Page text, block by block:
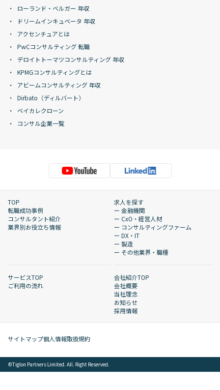
ローランド・ベルガー 年収
ドリームインキュベータ 年収
アクセンチュアとは
PwCコンサルティング 転職
デロイトトーマツコンサルティング 年収
KPMGコンサルティングとは
アビームコンサルティング 年収
Dirbato（ディルバート）
ベイカレクローン
コンサル企業一覧
TOP
転職成功事例
コンサルタント紹介
業界別お役立ち情報
求人を探す
ー 金融機関
ー CxO・経営人材
ー コンサルティングファーム
ー DX・IT
ー 製造
ー その他業界・職種
サービスTOP
ご利用の流れ
会社紹介TOP
会社概要
当社理念
お知らせ
採用情報
サイトマップ個人情報取扱規約
©︎Tiglon Partners Limited. All. Right Reserved.